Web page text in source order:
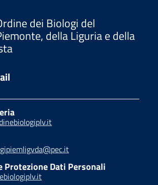
dei Biologi del
della Liguria e della
Protezione Dati Personali